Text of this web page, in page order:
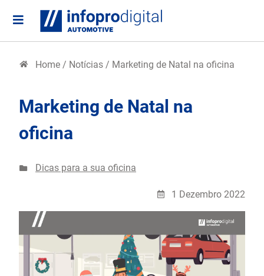
Home / Notícias / Marketing de Natal na oficina
Marketing de Natal na
oficina
Dicas para a sua oficina
1 Dezembro 2022